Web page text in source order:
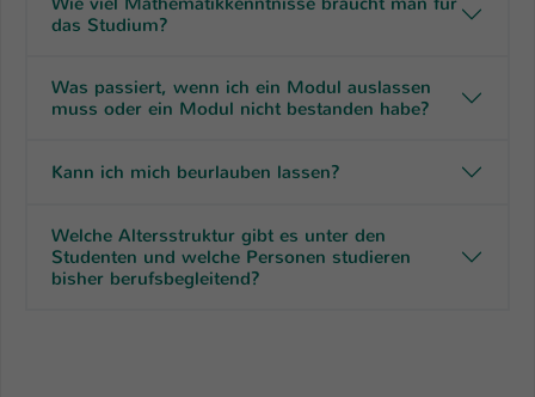
das Studium?
Was passiert, wenn ich ein Modul auslassen
muss oder ein Modul nicht bestanden habe?
Kann ich mich beurlauben lassen?
Welche Altersstruktur gibt es unter den
Studenten und welche Personen studieren
bisher berufsbegleitend?